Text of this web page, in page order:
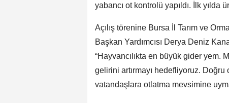
yabancı ot kontrolü yapıldı. İlk yılda
Açılış törenine Bursa İl Tarım ve
Başkan Yardımcısı Derya Deniz
“Hayvancılıkta en büyük gider yem.
gelirini artırmayı hedefliyoruz.
vatandaşlara otlatma mevsimine